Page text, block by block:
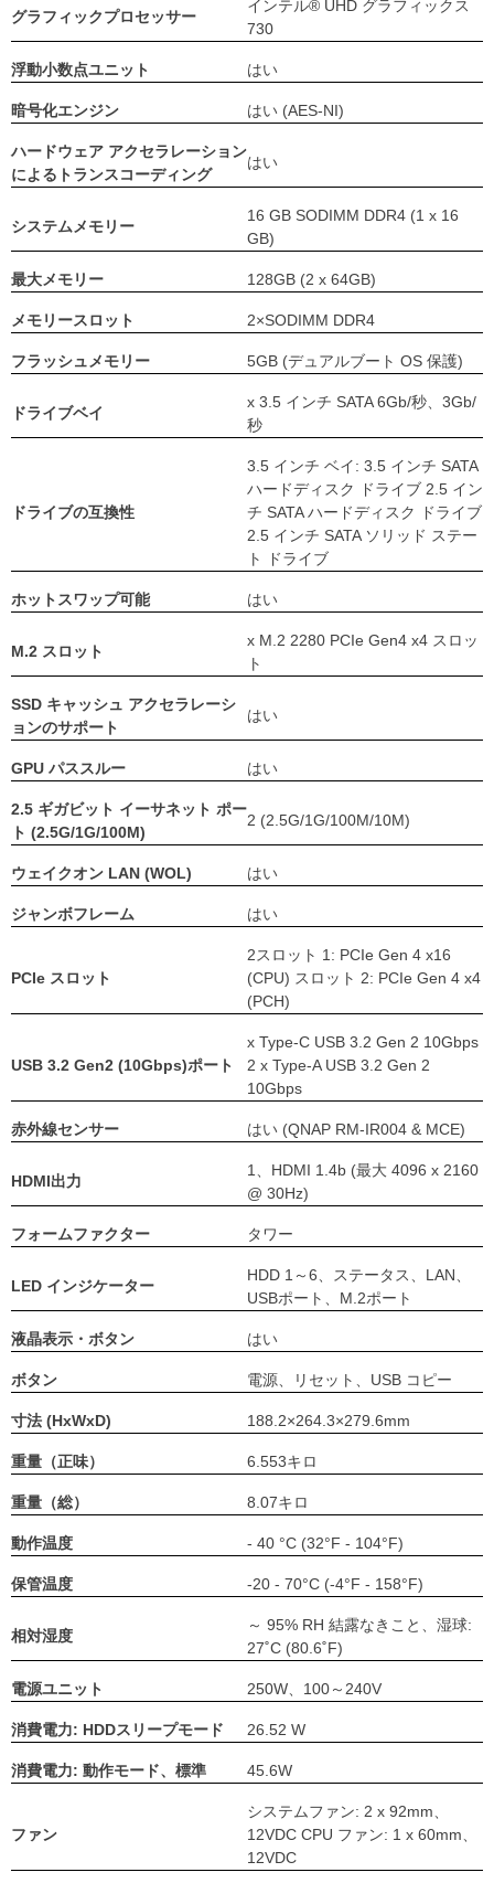
グラフィックプロセッサー
インテル® UHD グラフィックス
730
浮動小数点ユニット はい
暗号化エンジン はい (AES-NI)
ハードウェア アクセラレーション
によるトランスコーディング
はい
システムメモリー
16 GB SODIMM DDR4 (1 x 16
GB)
最大メモリー 128GB (2 x 64GB)
メモリースロット 2×SODIMM DDR4
フラッシュメモリー 5GB (デュアルブート OS 保護)
ドライブベイ
x 3.5 インチ SATA 6Gb/秒、3Gb/
秒
ドライブの互換性
3.5 インチ ベイ: 3.5 インチ SATA
ハードディスク ドライブ 2.5 イン
チ SATA ハードディスク ドライブ
2.5 インチ SATA ソリッド ステー
ト ドライブ
ホットスワップ可能 はい
M.2 スロット
x M.2 2280 PCIe Gen4 x4 スロッ
ト
SSD キャッシュ アクセラレーシ
ョンのサポート
はい
GPU パススルー はい
2.5 ギガビット イーサネット ポー
ト (2.5G/1G/100M)
2 (2.5G/1G/100M/10M)
ウェイクオン LAN (WOL) はい
ジャンボフレーム はい
PCIe スロット
2スロット 1: PCIe Gen 4 x16
(CPU) スロット 2: PCIe Gen 4 x4
(PCH)
USB 3.2 Gen2 (10Gbps)ポート
x Type-C USB 3.2 Gen 2 10Gbps
2 x Type-A USB 3.2 Gen 2
10Gbps
赤外線センサー はい (QNAP RM-IR004 & MCE)
HDMI出力
1、HDMI 1.4b (最大 4096 x 2160
@ 30Hz)
フォームファクター タワー
LED インジケーター
HDD 1～6、ステータス、LAN、
USBポート、M.2ポート
液晶表示・ボタン はい
ボタン 電源、リセット、USB コピー
寸法 (HxWxD) 188.2×264.3×279.6mm
重量（正味） 6.553キロ
重量（総） 8.07キロ
動作温度 - 40 °C (32°F - 104°F)
保管温度 -20 - 70°C (-4°F - 158°F)
相対湿度
～ 95% RH 結露なきこと、湿球:
27˚C (80.6˚F)
電源ユニット 250W、100～240V
消費電力: HDDスリープモード 26.52 W
消費電力: 動作モード、標準 45.6W
ファン
システムファン: 2 x 92mm、
12VDC CPU ファン: 1 x 60mm、
12VDC